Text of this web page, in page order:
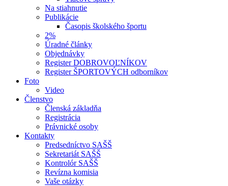
Na stiahnutie
Publikácie
Časopis školského športu
2%
Úradné články
Objednávky
Register DOBROVOĽNÍKOV
Register ŠPORTOVÝCH odborníkov
Foto
Video
Členstvo
Členská základňa
Registrácia
Právnické osoby
Kontakty
Predsedníctvo SAŠŠ
Sekretariát SAŠŠ
Kontrolór SAŠŠ
Revízna komisia
Vaše otázky